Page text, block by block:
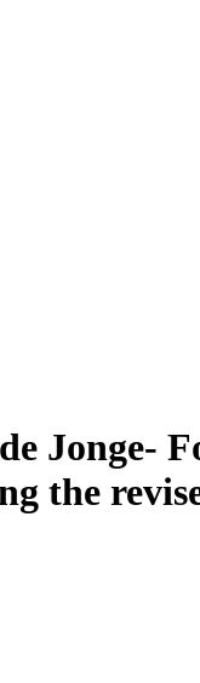
Jonge-
the